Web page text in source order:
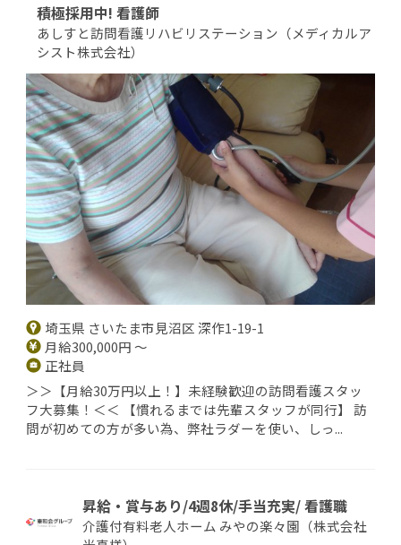
積極採用中! 看護師
あしすと訪問看護リハビリステーション（メディカルア
シスト株式会社）
埼玉県 さいたま市見沼区 深作1-19-1
月給300,000円 ～
正社員
＞＞【月給30万円以上！】未経験歓迎の訪問看護スタッ
フ大募集！＜＜ 【慣れるまでは先輩スタッフが同行】 訪
問が初めての方が多い為、弊社ラダーを使い、しっ...
昇給・賞与あり/4週8休/手当充実/ 看護職
介護付有料老人ホーム みやの楽々園（株式会社